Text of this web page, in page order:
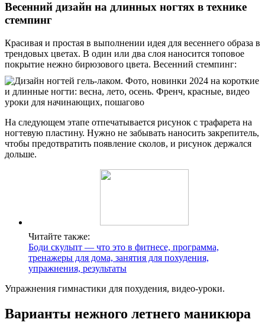
Весенний дизайн на длинных ногтях в технике
стемпинг
Красивая и простая в выполнении идея для весеннего образа в
трендовых цветах. В один или два слоя наносится топовое
покрытие нежно бирюзового цвета. Весенний стемпинг:
На следующем этапе отпечатывается рисунок с трафарета на
ногтевую пластину. Нужно не забывать наносить закрепитель,
чтобы предотвратить появление сколов, и рисунок держался
дольше.
Читайте также:
Боди скульпт — что это в фитнесе, программа,
тренажеры для дома, занятия для похудения,
упражнения, результаты
Упражнения гимнастики для похудения, видео-уроки.
Варианты нежного летнего маникюра